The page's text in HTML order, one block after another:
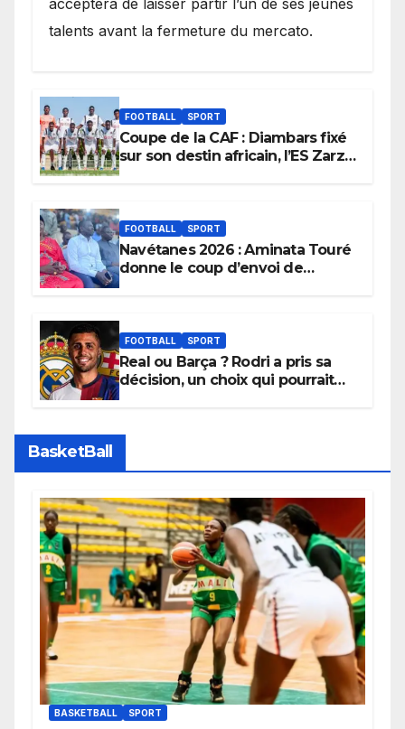
talents avant la fermeture du mercato.
FOOTBALL SPORT
Coupe de la CAF : Diambars fixé
sur son destin africain, l’ES Zarzis
FOOTBALL SPORT
Navétanes 2026 : Aminata Touré
donne le coup d’envoi de
apaisées.
FOOTBALL SPORT
Real ou Barça ? Rodri a pris sa
décision, un choix qui pourrait
BasketBall
BASKETBALL SPORT